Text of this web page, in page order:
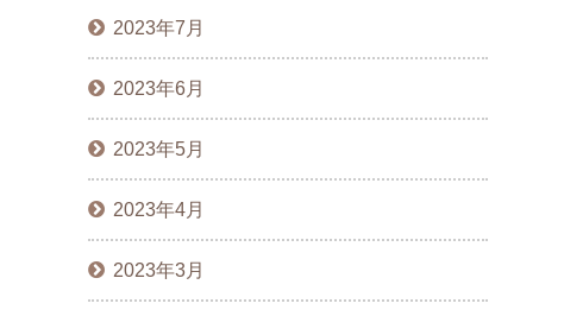
2023年7月
2023年6月
2023年5月
2023年4月
2023年3月